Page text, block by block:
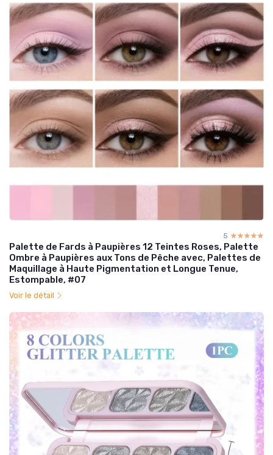
5 ☆☆☆☆☆
★★★★★
Palette de Fards à Paupières 12 Teintes Roses, Palette
Ombre à Paupières aux Tons de Pêche avec, Palettes de
Maquillage à Haute Pigmentation et Longue Tenue,
Estompable, #07
Voir le détail